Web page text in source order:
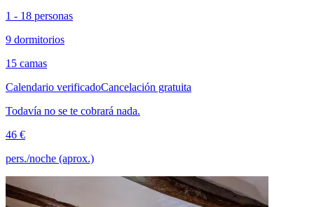
1 - 18 personas
9 dormitorios
15 camas
Calendario verificadoCancelación gratuita
Todavía no se te cobrará nada.
46 €
pers./noche (aprox.)